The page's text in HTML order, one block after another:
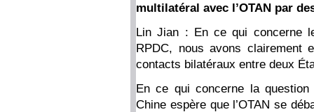
multilatéral avec l’OTAN par
Lin Jian : En ce qui concerne
RPDC, nous avons clairement
contacts bilatéraux entre deux
En ce qui concerne la question
Chine espère que l’OTAN se